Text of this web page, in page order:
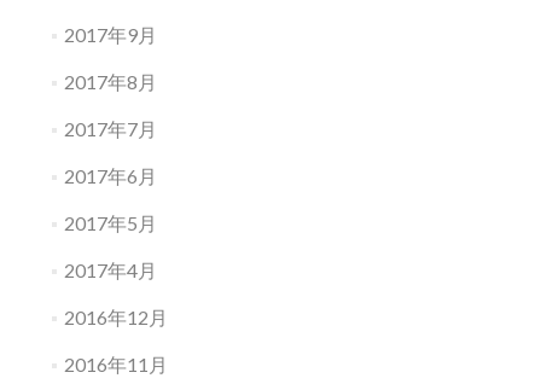
2017年9月
2017年8月
2017年7月
2017年6月
2017年5月
2017年4月
2016年12月
2016年11月